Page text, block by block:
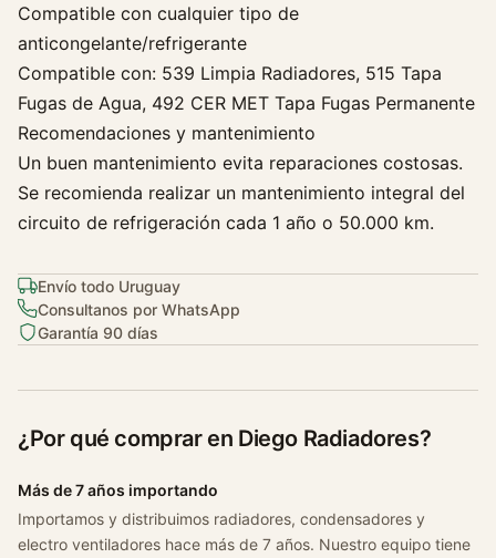
Compatible con cualquier tipo de
anticongelante/refrigerante
Compatible con: 539 Limpia Radiadores, 515 Tapa
Fugas de Agua, 492 CER MET Tapa Fugas Permanente
Recomendaciones y mantenimiento
Un buen mantenimiento evita reparaciones costosas.
Se recomienda realizar un mantenimiento integral del
circuito de refrigeración cada 1 año o 50.000 km.
Envío todo Uruguay
Consultanos por WhatsApp
Garantía 90 días
¿Por qué comprar en Diego Radiadores?
Más de 7 años importando
Importamos y distribuimos radiadores, condensadores y
electro ventiladores hace más de 7 años. Nuestro equipo tiene